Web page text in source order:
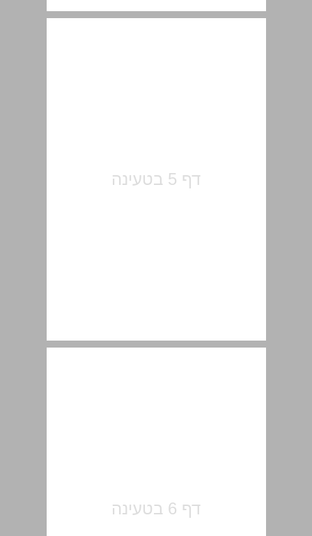
לתולדות חקר מערות ארץ ישראל ... 7